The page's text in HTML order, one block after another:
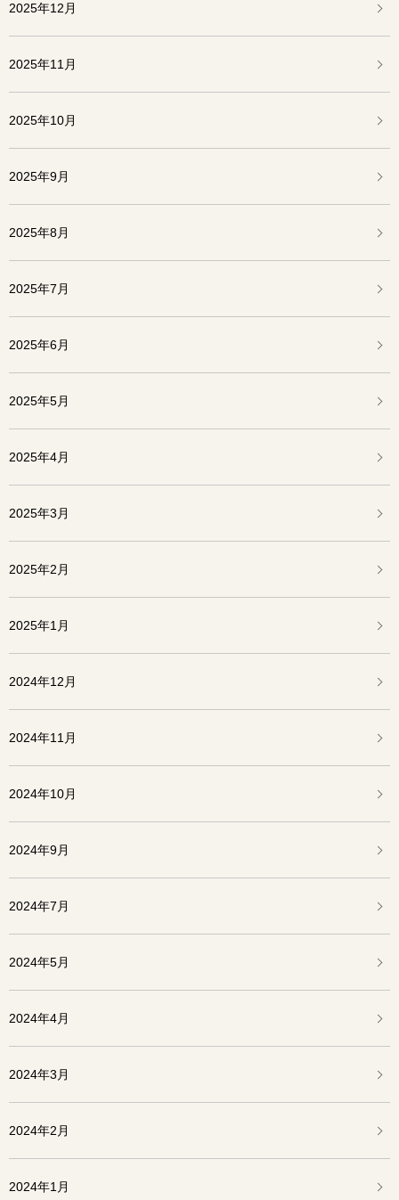
2025年12月
2025年11月
2025年10月
2025年9月
2025年8月
2025年7月
2025年6月
2025年5月
2025年4月
2025年3月
2025年2月
2025年1月
2024年12月
2024年11月
2024年10月
2024年9月
2024年7月
2024年5月
2024年4月
2024年3月
2024年2月
2024年1月